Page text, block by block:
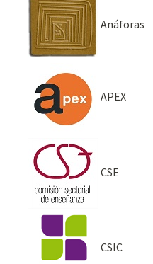
Anáforas
APEX
CSE
CSIC